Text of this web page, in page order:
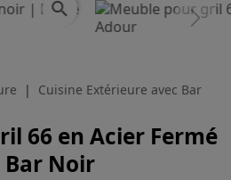
Next
search
Cuisine Extérieure avec Bar
66 en Acier Fermé
Noir